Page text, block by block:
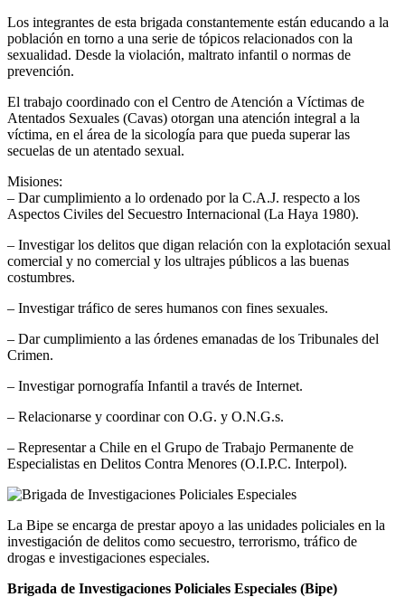
Los integrantes de esta brigada constantemente están educando a la
población en torno a una serie de tópicos relacionados con la
sexualidad. Desde la violación, maltrato infantil o normas de
prevención.
El trabajo coordinado con el Centro de Atención a Víctimas de
Atentados Sexuales (Cavas) otorgan una atención integral a la
víctima, en el área de la sicología para que pueda superar las
secuelas de un atentado sexual.
Misiones:
– Dar cumplimiento a lo ordenado por la C.A.J. respecto a los
Aspectos Civiles del Secuestro Internacional (La Haya 1980).
– Investigar los delitos que digan relación con la explotación sexual
comercial y no comercial y los ultrajes públicos a las buenas
costumbres.
– Investigar tráfico de seres humanos con fines sexuales.
– Dar cumplimiento a las órdenes emanadas de los Tribunales del
Crimen.
– Investigar pornografía Infantil a través de Internet.
– Relacionarse y coordinar con O.G. y O.N.G.s.
– Representar a Chile en el Grupo de Trabajo Permanente de
Especialistas en Delitos Contra Menores (O.I.P.C. Interpol).
La Bipe se encarga de prestar apoyo a las unidades policiales en la
investigación de delitos como secuestro, terrorismo, tráfico de
drogas e investigaciones especiales.
Brigada de Investigaciones Policiales Especiales (Bipe)